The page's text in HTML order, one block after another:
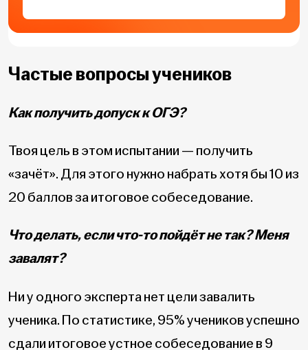
Частые вопросы учеников
Как получить допуск к ОГЭ?
Твоя цель в этом испытании — получить
«зачёт». Для этого нужно набрать хотя бы 10 из
20 баллов за итоговое собеседование.
Что делать, если что-то пойдёт не так? Меня
завалят?
Ни у одного эксперта нет цели завалить
ученика. По статистике, 95% учеников успешно
сдали итоговое устное собеседование в 9